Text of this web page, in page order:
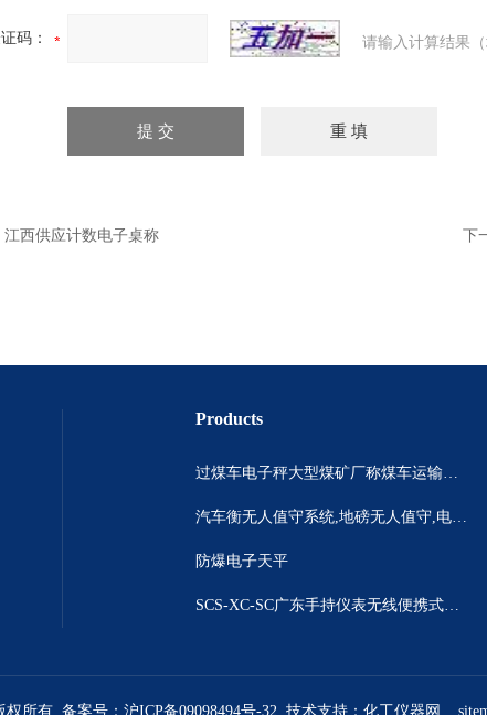
码： 请输入计算结果
江西供应计数电子桌称 下
Products
过煤车电子秤大型煤矿厂称煤车运输过120吨汽车过磅称~山西晋城市150吨卡车过磅称.内蒙古重型100吨货车过磅称
汽车衡无人值守系统,地磅无人值守,电子地磅无人值守智能化系统
防爆电子天平
SCS-XC-SC广东手持仪表无线便携式汽车衡 *便携式称重仪
权所有 备案号： 沪ICP备09098494号-32 技术支持： 化工仪器网